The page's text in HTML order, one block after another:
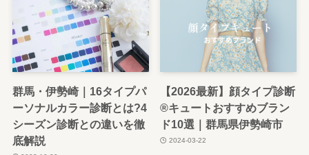
群馬・伊勢崎｜16タイプパ
ーソナルカラー診断とは?4
シーズン診断との違いを徹
底解説
【2026最新】顔タイプ診断
®︎キュートおすすめブラン
ド10選｜群馬県伊勢崎市
2024-03-22